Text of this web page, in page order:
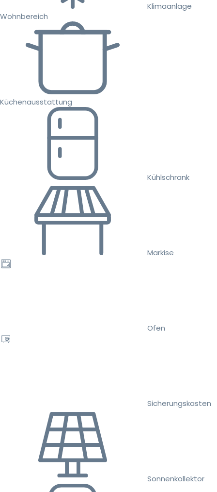
Klimaanlage
Wohnbereich
Küchenausstattung
Kühlschrank
Markise
Ofen
Sicherungskasten
Sonnenkollektor